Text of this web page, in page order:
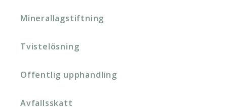
Minerallagstiftning
Tvistelösning
Offentlig upphandling
Avfallsskatt